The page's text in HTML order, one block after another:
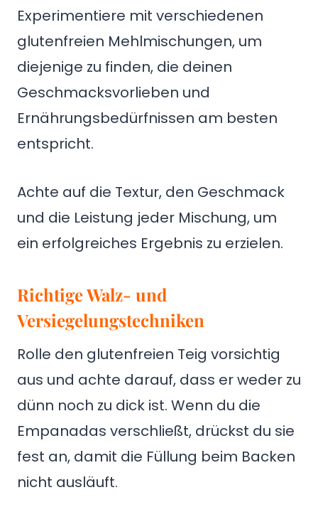
Experimentiere mit verschiedenen
glutenfreien Mehlmischungen, um
diejenige zu finden, die deinen
Geschmacksvorlieben und
Ernährungsbedürfnissen am besten
entspricht.
Achte auf die Textur, den Geschmack
und die Leistung jeder Mischung, um
ein erfolgreiches Ergebnis zu erzielen.
Richtige Walz- und
Versiegelungstechniken
Rolle den glutenfreien Teig vorsichtig
aus und achte darauf, dass er weder zu
dünn noch zu dick ist. Wenn du die
Empanadas verschließt, drückst du sie
fest an, damit die Füllung beim Backen
nicht ausläuft.